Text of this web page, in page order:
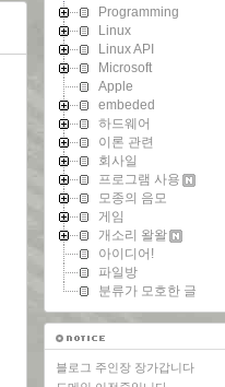
Programming
Linux
Linux API
Microsoft
Apple
embeded
하드웨어
이론 관련
회사일
프로그램 사용
모종의 음모
게임
개소리 왈왈
아이디어!
파일방
분류가 모호한 글
블로그 주인장 장가갑니다